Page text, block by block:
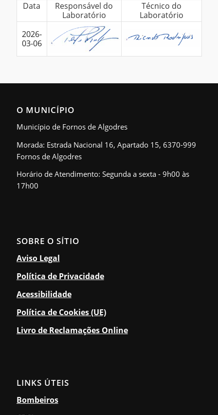
do
Data
Responsável do
Laboratório
Técnico do
Laboratório
2026-
03-06
O MUNICÍPIO
Município de Fornos de Algodres
Morada: Estrada Nacional 16, Apartado 15, 6370-999
Fornos de Algodres
Horário de Atendimento: Segunda a sexta - 9h00 às
17h00
SOBRE O SÍTIO
Aviso Legal
Política de Privacidade
Acessibilidade
Política de Cookies (UE)
Livro de Reclamações Online
LINKS ÚTEIS
Bombeiros